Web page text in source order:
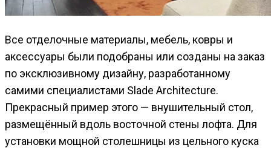
Все отделочные материалы, мебель, ковры и
аксессуары были подобраны или созданы на заказ
по эксклюзивному дизайну, разработанному
самими специалистами Slade Architecture.
Прекрасный пример этого — внушительный стол,
размещённый вдоль восточной стены лофта. Для
установки мощной столешницы из цельного куска